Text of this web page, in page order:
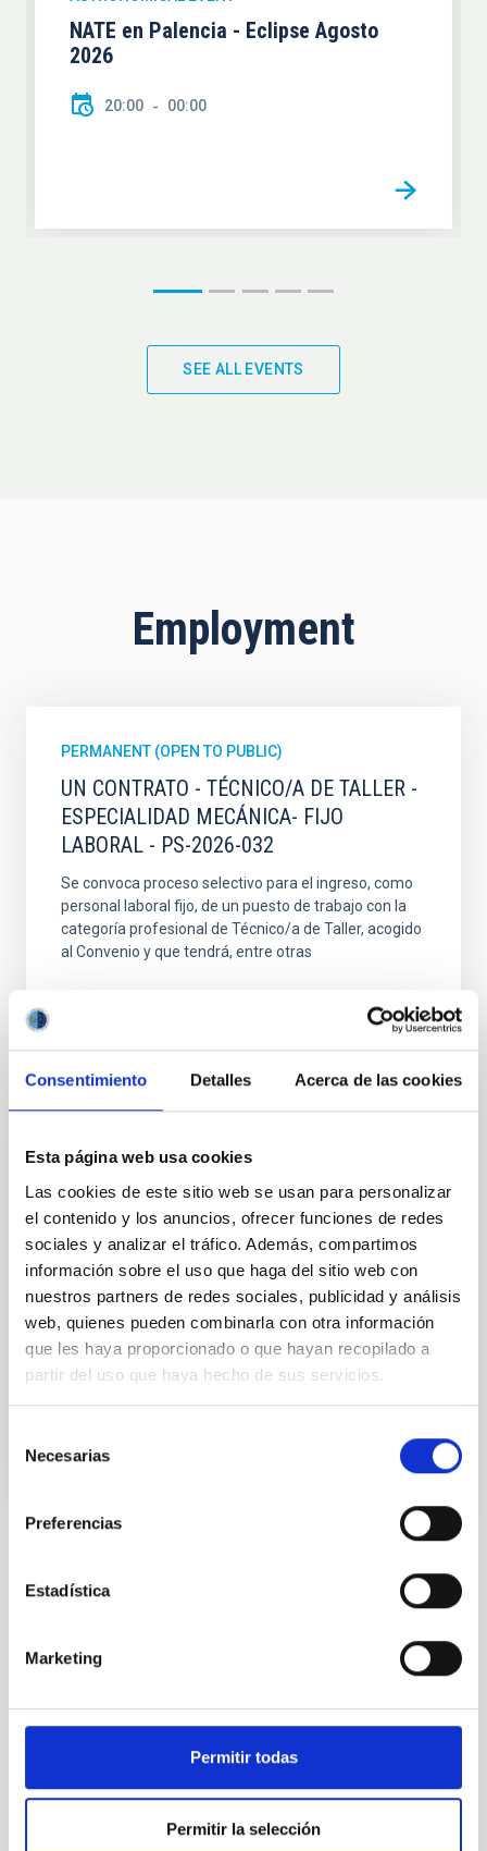
Consentimiento Detalles Acerca de las cookies
Esta página web usa cookies
Las cookies de este sitio web se usan para personalizar
el contenido y los anuncios, ofrecer funciones de redes
sociales y analizar el tráfico. Además, compartimos
información sobre el uso que haga del sitio web con
nuestros partners de redes sociales, publicidad y análisis
web, quienes pueden combinarla con otra información
que les haya proporcionado o que hayan recopilado a
partir del uso que haya hecho de sus servicios.
Necesarias
Preferencias
Estadística
Marketing
Permitir todas
Permitir la selección
NATE en Palencia - Eclipse Agosto
2026
20:00 00:00
SEE ALL EVENTS
Employment
PERMANENT (OPEN TO PUBLIC)
UN CONTRATO - TÉCNICO/A DE TALLER -
ESPECIALIDAD MECÁNICA- FIJO
LABORAL - PS-2026-032
Se convoca proceso selectivo para el ingreso, como
personal laboral fijo, de un puesto de trabajo con la
categoría profesional de Técnico/a de Taller, acogido
al Convenio y que tendrá, entre otras
MANTENIMIENTO GENERAL
OBSERVATORIOS (ORM-LA PALMA) - FIJO
LABORAL -PS-2026-031
Se convoca proceso selectivo para el ingreso, como
personal laboral fijo, de un puesto de trabajo con la
categoría profesional de Técnico/a Mantenimiento
General, acogido a Convenio y que tendrá
At the IAC we're always
talent.